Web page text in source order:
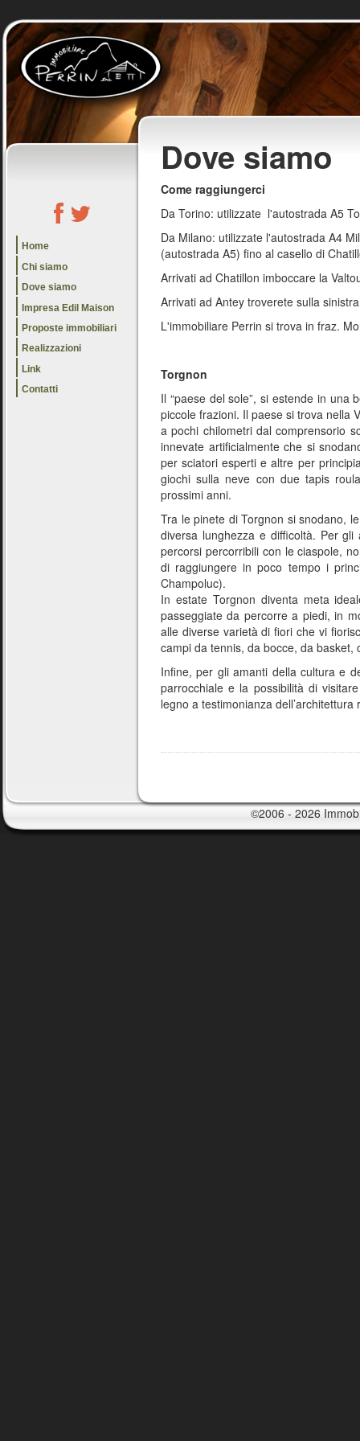
Dove siamo
Come raggiungerci
Da Torino: utilizzate l'autostrada A5
Da Milano: utilizzate l'autostrada A4
(autostrada A5) fino al casello di
Arrivati ad Chatillon imboccare la
Arrivati ad Antey troverete sulla
L'immobiliare Perrin si trova in fraz.
Torgnon
Il “paese del sole”, si estende in
piccole frazioni. Il paese si trova nella
a pochi chilometri dal comprensorio
innevate artificialmente che si
per sciatori esperti e altre per
giochi sulla neve con due tapis
prossimi anni.
Tra le pinete di Torgnon si snodano,
diversa lunghezza e difficoltà. Per
percorsi percorribili con le ciaspole,
di raggiungere in poco tempo i
Champoluc).
In estate Torgnon diventa meta
passeggiate da percorre a piedi, in
alle diverse varietà di fiori che vi
campi da tennis, da bocce, da
Infine, per gli amanti della cultura e
parrocchiale e la possibilità di
legno a testimonianza
Home
Chi siamo
Dove siamo
Impresa Edil Maison
Proposte immobiliari
Realizzazioni
Link
Contatti
©2006 - 2026